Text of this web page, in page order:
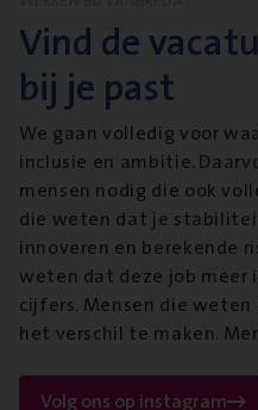
Vind de
bij je past
We gaan volledig voor
inclusie en ambitie.
mensen nodig die ook
die weten dat je
innoveren en berekende
weten dat deze job meer
cijfers. Mensen die
het verschil te maken.
Volg ons op instagram